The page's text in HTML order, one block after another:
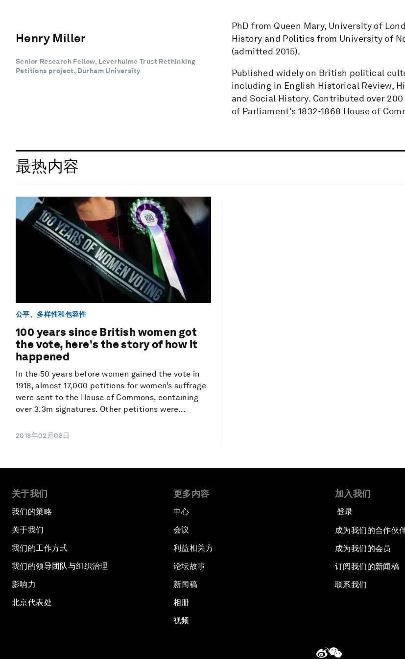
Henry Miller
Senior Research Fellow, Leverhulme Trust Rethinking
Petitions project, Durham University
PhD from Queen Mary, University of
History and Politics from University of
(admitted 2015).
Published widely on British political
including in English Historical Review,
and Social History. Contributed over
of Parliament's 1832-1868 House of
最热内容
公平、多样性和包容性
100 years since British women got
the vote, here's the story of how it
happened
In the 50 years before women gained the vote in
1918, almost 17,000 petitions for women’s suffrage
were sent to the House of Commons, containing
over 3.3m signatures. Other petitions were...
2018年02月08日
关于我们
我们的策略
关于我们
我们的工作方式
我们的领导团队与组织治理
影响力
北京代表处
更多内容
中心
会议
利益相关方
论坛故事
新闻稿
相册
视频
加入我们
登录
成为我们的合作伙
成为我们的会员
订阅我们的新闻稿
联系我们